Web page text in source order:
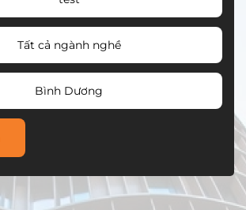
Tất cả ngành nghề
Bình Dương